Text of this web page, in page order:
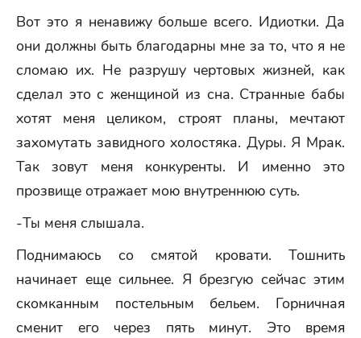
Вот это я ненавижу больше всего. Идиотки. Да
они должны быть благодарны мне за то, что я не
сломаю их. Не разрушу чертовых жизней, как
сделал это с женщиной из сна. Странные бабы
хотят меня целиком, строят планы, мечтают
захомутать завидного холостяка. Дуры. Я Мрак.
Так зовут меня конкуренты. И именно это
прозвище отражает мою внутреннюю суть.
-Ты меня слышала.
Поднимаюсь со смятой кровати. Тошнить
начинает еще сильнее. Я брезгую сейчас этим
скомканным постельным бельем. Горничная
сменит его через пять минут. Это время